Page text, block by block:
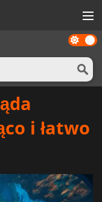
Dark
mode
i łatwo